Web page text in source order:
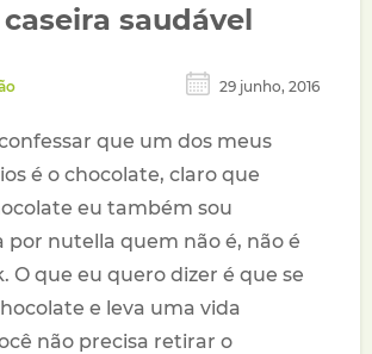
saudável
29 junho, 2016
que um dos meus
é o chocolate, claro que
eu também sou
por nutella quem não é, não é
O que eu quero dizer é que se
e leva uma vida
não precisa retirar o